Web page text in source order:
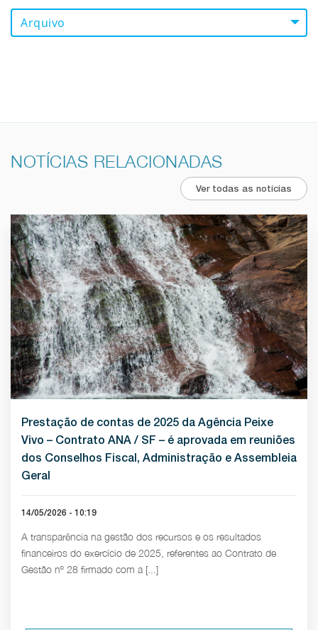
Arquivo
NOTÍCIAS RELACIONADAS
Ver todas as notícias
Prestação de contas de 2025 da Agência Peixe
Vivo – Contrato ANA / SF – é aprovada em reuniões
dos Conselhos Fiscal, Administração e Assembleia
Geral
14/05/2026 - 10:19
A transparência na gestão dos recursos e os resultados
financeiros do exercício de 2025, referentes ao Contrato de
Gestão nº 28 firmado com a [...]